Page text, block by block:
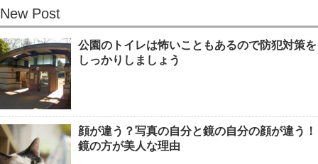
New Post
公園のトイレは怖いこともあるので防犯対策を
しっかりしましょう
顔が違う？写真の自分と鏡の自分の顔が違う！
鏡の方が美人な理由